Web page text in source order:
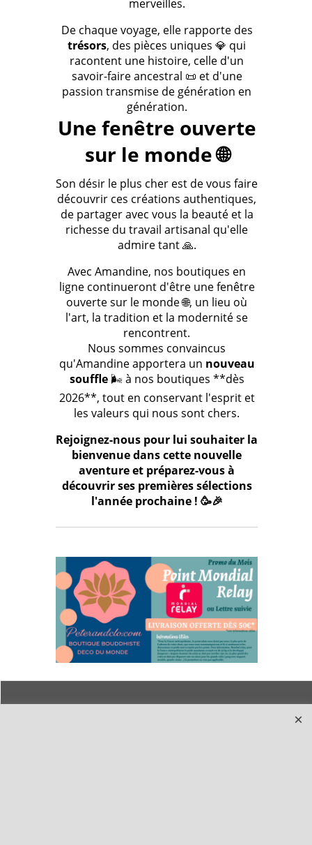
merveilles.
De chaque voyage, elle rapporte des
trésors, des pièces uniques 💎 qui
racontent une histoire, celle d'un
savoir-faire ancestral 📜 et d'une
passion transmise de génération en
génération.
Une fenêtre ouverte
sur le monde 🌐
Son désir le plus cher est de vous faire
découvrir ces créations authentiques,
de partager avec vous la beauté et la
richesse du travail artisanal qu'elle
admire tant 🙏.
Avec Amandine, nos boutiques en
ligne continueront d'être une fenêtre
ouverte sur le monde 🌐, un lieu où
l'art, la tradition et la modernité se
rencontrent.
Nous sommes convaincus
qu'Amandine apportera un nouveau
souffle🌬️ à nos boutiques **dès
2026**, tout en conservant l'esprit et
les valeurs qui nous sont chers.
Rejoignez-nous pour lui souhaiter la
bienvenue dans cette nouvelle
aventure et préparez-vous à
découvrir ses premières sélections
l'année prochaine ! 🥳🎉